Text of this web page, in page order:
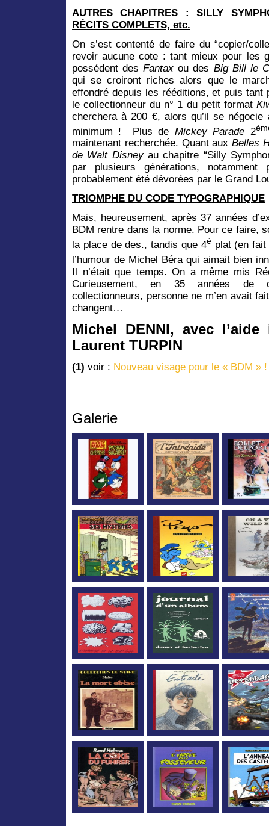
AUTRES CHAPITRES : SILLY
RÉCITS COMPLETS, etc.
On s’est contenté de faire du “copier/
revoir aucune cote : tant mieux pour les
possédent desFantax ou des Big Bill le
qui se croiront riches alors que le
effondré depuis les rééditions, et puis tant
le collectionneur du n° 1 du petit format
cherchera à 200 €, alors qu’il se négocie
minimum ! Plus de Mickey Parade 2
maintenant recherchée. Quant auxBelles
de Walt Disneyau chapitre “Silly
par plusieurs générations,
probablement été dévorées par le Grand
TRIOMPHE DU CODE TYPOGRAPHIQUE
Mais, heureusement, après 37 années
BDM rentre dans la norme. Pour ce faire,
la place de des., tandis que 4èplat (en fait
l’humour de Michel Béra qui aimait bien
Il n’était que temps. On a même mis
Curieusement, en 35 années de
collectionneurs, personne ne m’en avait
changent…
Michel DENNI, avec
Laurent TURPIN
(1) voir : Nouveau visage pour le « BDM » !
Galerie